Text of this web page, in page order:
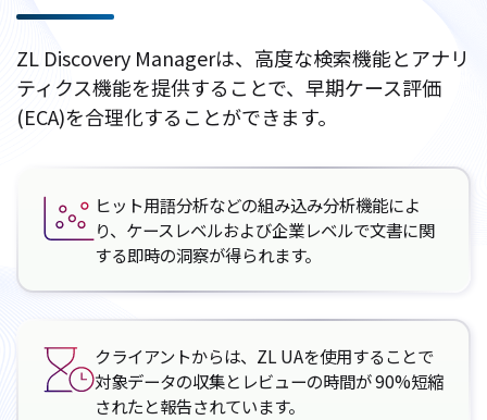
ZL Discovery Managerは、高度な検索機能とアナリ
ティクス機能を提供することで、早期ケース評価
(ECA)を合理化することができます。
ヒット用語分析などの組み込み分析機能によ
り、ケースレベルおよび企業レベルで文書に関
する即時の洞察が得られます。
クライアントからは、ZL UAを使用することで
対象データの収集とレビューの時間が 90%短縮
されたと報告されています。